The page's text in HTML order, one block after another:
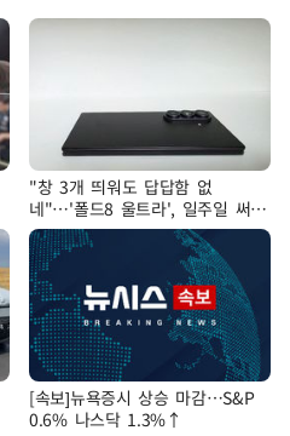
"창 3개 띄워도 답답함 없
네"…'폴드8 울트라', 일주일 써보
니
[속보]뉴욕증시 상승 마감…S&P
0.6% 나스닥 1.3%↑